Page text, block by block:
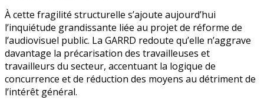
À cette fragilité structurelle s’ajoute aujourd’hui
l’inquiétude grandissante liée au projet de réforme de
l’audiovisuel public. La GARRD redoute qu’elle n’aggrave
davantage la précarisation des travailleuses et
travailleurs du secteur, accentuant la logique de
concurrence et de réduction des moyens au détriment de
l’intérêt général.